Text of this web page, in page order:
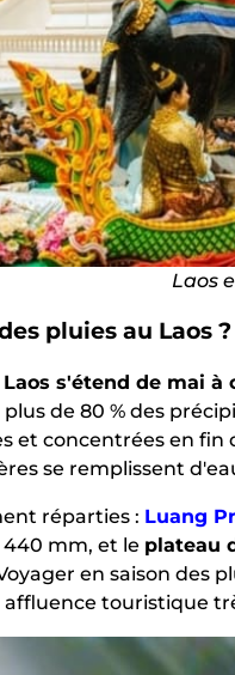
Laos
pluies au Laos ?
s'étend de mai à
de 80 % des
et concentrées en
se remplissent
réparties : Luang
mm, et le plateau
en saison des
touristique